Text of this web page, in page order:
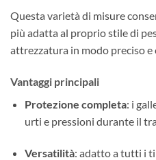
Questa varietà di misure
più adatta al proprio stile di
attrezzatura in modo preciso
Vantaggi principali
Protezione completa: i
urti e pressioni durante il
Versatilità: adatto a tutti i